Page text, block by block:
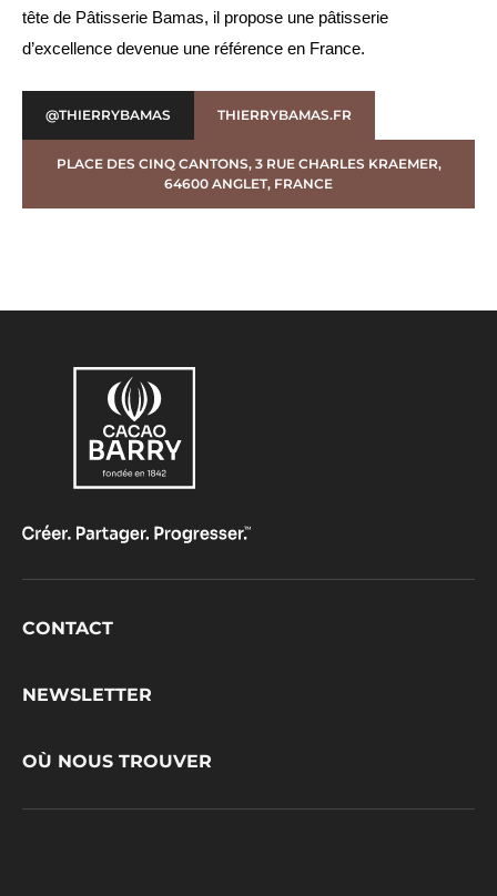
tête de Pâtisserie Bamas, il propose une pâtisserie
d’excellence devenue une référence en France.
@THIERRYBAMAS THIERRYBAMAS.FR
PLACE DES CINQ CANTONS, 3 RUE CHARLES KRAEMER,
64600 ANGLET, FRANCE
Footer
CONTACT
NEWSLETTER
OÙ NOUS TROUVER